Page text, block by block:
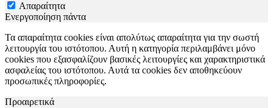
Απαραίτητα
Ενεργοποίηση πάντα
Τα απαραίτητα cookies είναι απολύτως απαραίτητα για την σωστή
λειτουργία του ιστότοπου. Αυτή η κατηγορία περιλαμβάνει μόνο
cookies που εξασφαλίζουν βασικές λειτουργίες και χαρακτηριστικά
ασφαλείας του ιστότοπου. Αυτά τα cookies δεν αποθηκεύουν
προσωπικές πληροφορίες.
Προαιρετικά